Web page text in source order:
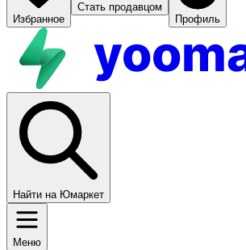
Избранное
Стать продавцом
Профиль
Найти на Юмаркет
Меню